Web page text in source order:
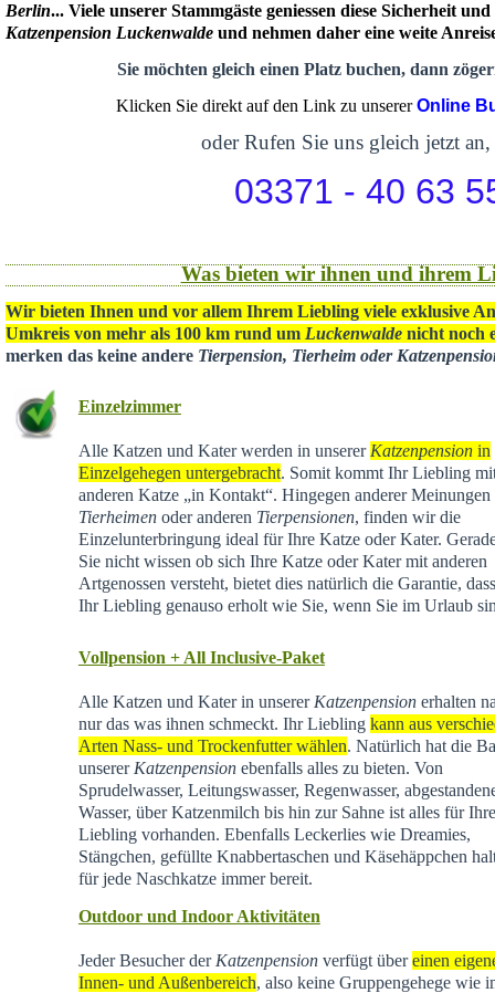
Berlin... Viele unserer Stammgäste geniessen diese Sicherheit
Katzenpension Luckenwalde und nehmen daher eine weite
Sie möchten gleich einen Platz buchen, dann
Klicken Sie direkt auf den Link zu unsererOnline
oder Rufen Sie uns gleich jetzt an,
03371 - 40 63
Was bieten wir ihnen und ihrem
Wir bieten Ihnen und vor allem Ihrem Liebling viele exklusive
Umkreis von mehr als 100 km rund um Luckenwalde nicht noch
merken das keine andere Tierpension, Tierheim oder
Einzelzimmer
Alle Katzen und Kater werden in unserer Katzenpensionin
Einzelgehegen untergebracht. Somit kommt Ihr Liebling
anderen Katze „in Kontakt“. Hingegen anderer Meinungen
Tierheimenoder anderen Tierpensionen, finden wir die
Einzelunterbringung ideal für Ihre Katze oder Kater.
Sie nicht wissen ob sich Ihre Katze oder Kater mit anderen
Artgenossen versteht, bietet dies natürlich die Garantie,
Ihr Liebling genauso erholt wie Sie, wenn Sie im Urlaub
Vollpension + All Inclusive-Paket
Alle Katzen und Kater in unserer Katzenpensionerhalten
nur das was ihnen schmeckt. Ihr Liebling kann aus
Arten Nass- und Trockenfutter wählen. Natürlich hat die
unserer Katzenpensionebenfalls alles zu bieten. Von
Sprudelwasser, Leitungswasser, Regenwasser,
Wasser, über Katzenmilch bis hin zur Sahne ist alles für
Liebling vorhanden. Ebenfalls Leckerlies wie Dreamies,
Stängchen, gefüllte Knabbertaschen und Käsehäppchen
für jede Naschkatze immer bereit.
Outdoor und Indoor Aktivitäten
Jeder Besucher der Katzenpensionverfügt übereinen
Innen- und Außenbereich, also keine Gruppengehege wie